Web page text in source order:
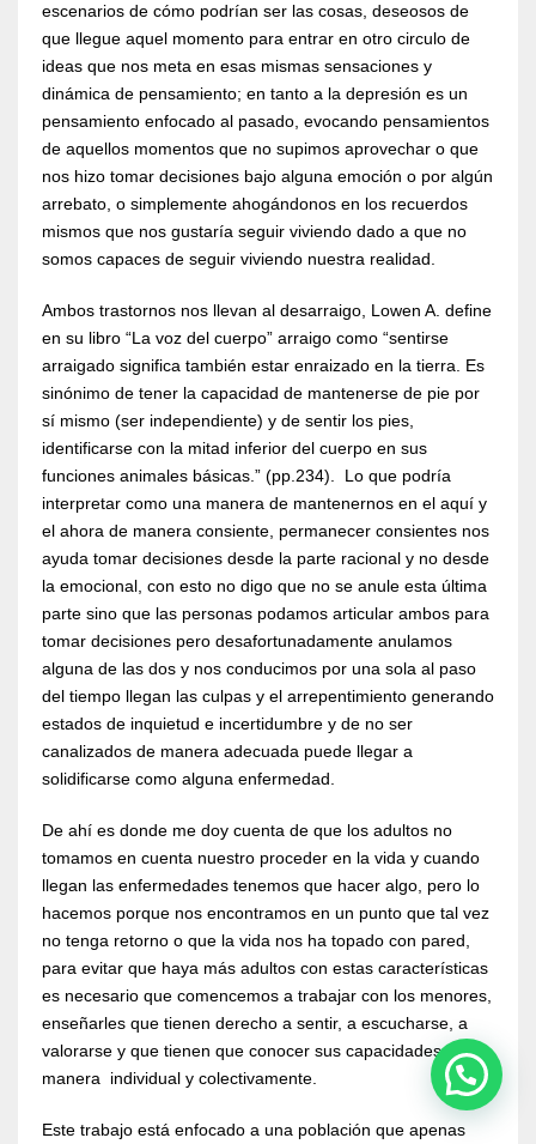
escenarios de cómo podrían ser las cosas, deseosos de
que llegue aquel momento para entrar en otro circulo de
ideas que nos meta en esas mismas sensaciones y
dinámica de pensamiento; en tanto a la depresión es un
pensamiento enfocado al pasado, evocando pensamientos
de aquellos momentos que no supimos aprovechar o que
nos hizo tomar decisiones bajo alguna emoción o por algún
arrebato, o simplemente ahogándonos en los recuerdos
mismos que nos gustaría seguir viviendo dado a que no
somos capaces de seguir viviendo nuestra realidad.
Ambos trastornos nos llevan al desarraigo, Lowen A. define
en su libro “La voz del cuerpo” arraigo como “sentirse
arraigado significa también estar enraizado en la tierra. Es
sinónimo de tener la capacidad de mantenerse de pie por
sí mismo (ser independiente) y de sentir los pies,
identificarse con la mitad inferior del cuerpo en sus
funciones animales básicas.” (pp.234). Lo que podría
interpretar como una manera de mantenernos en el aquí y
el ahora de manera consiente, permanecer consientes nos
ayuda tomar decisiones desde la parte racional y no desde
la emocional, con esto no digo que no se anule esta última
parte sino que las personas podamos articular ambos para
tomar decisiones pero desafortunadamente anulamos
alguna de las dos y nos conducimos por una sola al paso
del tiempo llegan las culpas y el arrepentimiento generando
estados de inquietud e incertidumbre y de no ser
canalizados de manera adecuada puede llegar a
solidificarse como alguna enfermedad.
De ahí es donde me doy cuenta de que los adultos no
tomamos en cuenta nuestro proceder en la vida y cuando
llegan las enfermedades tenemos que hacer algo, pero lo
hacemos porque nos encontramos en un punto que tal vez
no tenga retorno o que la vida nos ha topado con pared,
para evitar que haya más adultos con estas características
es necesario que comencemos a trabajar con los menores,
enseñarles que tienen derecho a sentir, a escucharse, a
valorarse y que tienen que conocer sus capacidades de
manera individual y colectivamente.
Este trabajo está enfocado a una población que apenas